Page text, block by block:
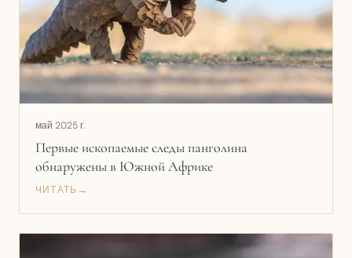
май 2025 г.
Первые ископаемые следы панголина
обнаружены в Южной Африке
ЧИТАТЬ →